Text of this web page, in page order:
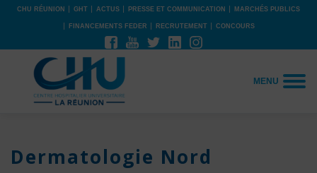
CHU RÉUNION GHT ACTUS PRESSE ET COMMUNICATION MARCHÉS PUBLICS
FINANCEMENTS FEDER RECRUTEMENT CONCOURS
MENU
Dermatologie Nord